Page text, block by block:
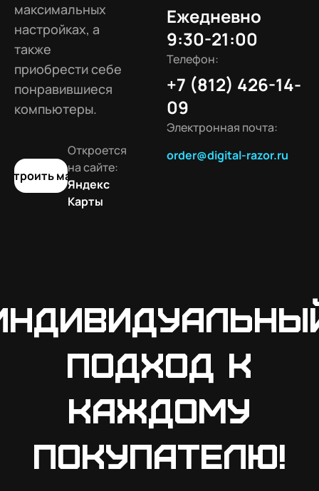
максимальных
настройках, а
также
приобрести себе
понравившиеся
компьютеры.
маршрут
Откроется
на сайте:
Яндекс
Карты
Ежедневно
9:30-21:00
Телефон:
+7 (812) 426-14-
09
Электронная почта:
order@digital-razor.ru
подход к
каждому
покупателю!